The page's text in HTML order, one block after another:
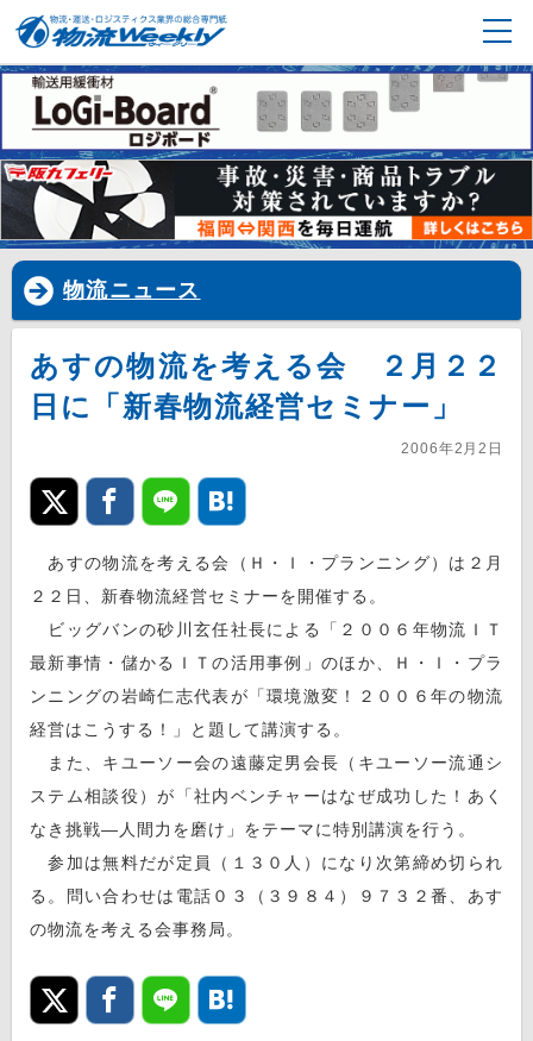
物流ニュース
あすの物流を考える会 ２月２２
日に「新春物流経営セミナー」
2006年2月2日
あすの物流を考える会（Ｈ・Ｉ・プランニング）は２月
２２日、新春物流経営セミナーを開催する。
ビッグバンの砂川玄任社長による「２００６年物流ＩＴ
最新事情・儲かるＩＴの活用事例」のほか、Ｈ・Ｉ・プラ
ンニングの岩崎仁志代表が「環境激変！２００６年の物流
経営はこうする！」と題して講演する。
また、キユーソー会の遠藤定男会長（キユーソー流通シ
ステム相談役）が「社内ベンチャーはなぜ成功した！あく
なき挑戦—人間力を磨け」をテーマに特別講演を行う。
参加は無料だが定員（１３０人）になり次第締め切られ
る。問い合わせは電話０３（３９８４）９７３２番、あす
の物流を考える会事務局。